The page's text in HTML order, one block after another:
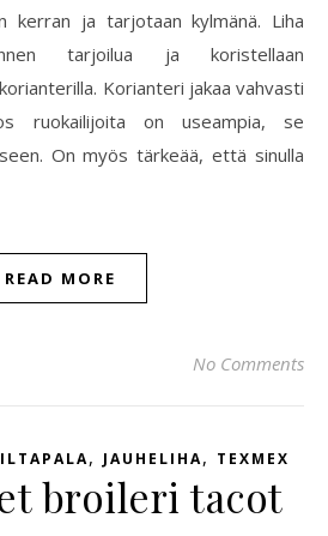
kerran ja tarjotaan kylmänä. Liha
tarjoilua ja koristellaan
Korianteri jakaa vahvasti
ruokailijoita on useampia, se
On myös tärkeää, että sinulla
READ MORE
No Comments
ILTAPALA, JAUHELIHA, TEXMEX
broileri tacot